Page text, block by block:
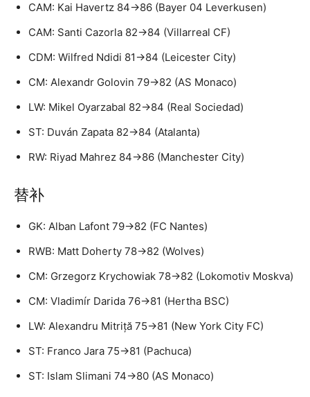
CAM: Kai Havertz 84→86 (Bayer 04 Leverkusen)
CAM: Santi Cazorla 82→84 (Villarreal CF)
CDM: Wilfred Ndidi 81→84 (Leicester City)
CM: Alexandr Golovin 79→82 (AS Monaco)
LW: Mikel Oyarzabal 82→84 (Real Sociedad)
ST: Duván Zapata 82→84 (Atalanta)
RW: Riyad Mahrez 84→86 (Manchester City)
替补
GK: Alban Lafont 79→82 (FC Nantes)
RWB: Matt Doherty 78→82 (Wolves)
CM: Grzegorz Krychowiak 78→82 (Lokomotiv Moskva)
CM: Vladimír Darida 76→81 (Hertha BSC)
LW: Alexandru Mitriță 75→81 (New York City FC)
ST: Franco Jara 75→81 (Pachuca)
ST: Islam Slimani 74→80 (AS Monaco)